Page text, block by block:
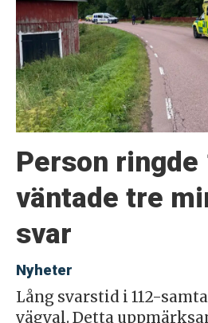
Person ringde
väntade tre
svar
Nyheter
Lång svarstid i 112-
vägval. Detta